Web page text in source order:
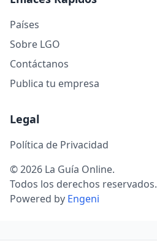
Países
Sobre LGO
Contáctanos
Publica tu empresa
Legal
Política de Privacidad
© 2026 La Guía Online.
Todos los derechos reservados.
Powered by Engeni